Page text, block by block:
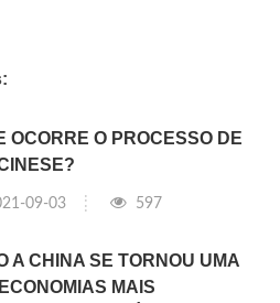
OCORRE O PROCESSO DE
09-03 597
A CHINA SE TORNOU UMA
MAIS